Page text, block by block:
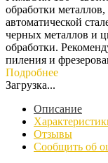
обработки
автоматической
черных металлов и
обработки.
пиления и
Подробнее
Загрузка...
Описание
Отзывы
Сообщить об